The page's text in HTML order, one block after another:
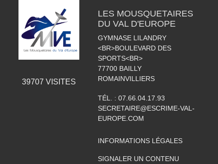
39707 VISITES
LES MOUSQUETAIRES
DU VAL D'EUROPE
GYMNASE LILANDRY
<BR>BOULEVARD DES
SPORTS<BR>
77700 BAILLY
ROMAINVILLIERS
TÉL. : 07.66.04.17.93
SECRETAIRE@ESCRIME-VAL-
EUROPE.COM
INFORMATIONS LÉGALES
SIGNALER UN CONTENU